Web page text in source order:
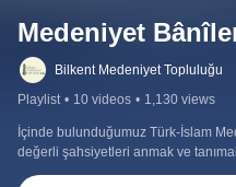
Medeniyet
Bilkent Medeniyet Topluluğu
Playlist • 10 videos • 1,130 views
İçinde bulunduğumuz Türk-İslam
değerli şahsiyetleri anmak ve
Bânîleri isimli serimiz sizlerle.